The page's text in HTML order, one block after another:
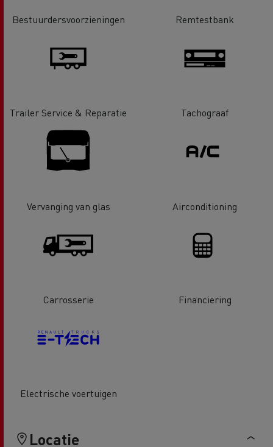
Bestuurdersvoorzieningen Remtestbank
Trailer Service & Reparatie Tachograaf
Vervanging van glas Airconditioning
Carrosserie Financiering
Electrische voertuigen
Locatie